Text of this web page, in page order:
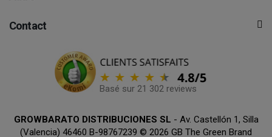
Contact
Basé sur 21 302 reviews
GROWBARATO DISTRIBUCIONES SL - Av. Castellón 1, Silla
(Valencia) 46460 B-98767239 © 2026 GB The Green Brand